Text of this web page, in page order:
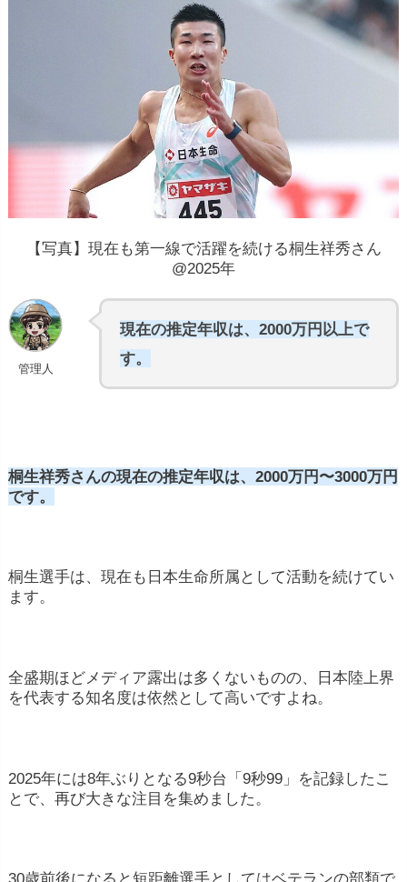
【写真】現在も第一線で活躍を続ける桐生祥秀さん
@2025年
管理人
現在の推定年収は、2000万円以上で
す。
桐生祥秀さんの現在の推定年収は、2000万円〜3000万円
です。
桐生選手は、現在も日本生命所属として活動を続けてい
ます。
全盛期ほどメディア露出は多くないものの、日本陸上界
を代表する知名度は依然として高いですよね。
2025年には8年ぶりとなる9秒台「9秒99」を記録したこ
とで、再び大きな注目を集めました。